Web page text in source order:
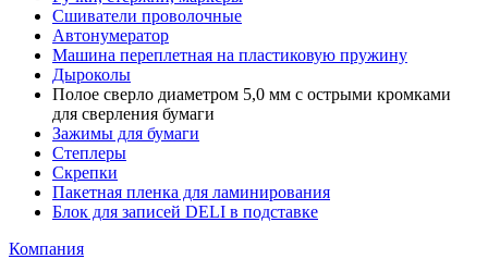
Сшиватели проволочные
Автонумератор
Машина переплетная на пластиковую пружину
Дыроколы
Полое сверло диаметром 5,0 мм с острыми кромками
для сверления бумаги
Зажимы для бумаги
Степлеры
Скрепки
Пакетная пленка для ламинирования
Блок для записей DELI в подставке
Компания